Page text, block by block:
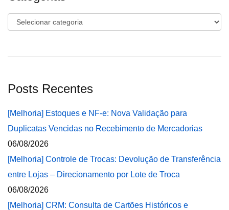
Categorias
Posts Recentes
[Melhoria] Estoques e NF-e: Nova Validação para
Duplicatas Vencidas no Recebimento de Mercadorias
06/08/2026
[Melhoria] Controle de Trocas: Devolução de Transferência
entre Lojas – Direcionamento por Lote de Troca
06/08/2026
[Melhoria] CRM: Consulta de Cartões Históricos e